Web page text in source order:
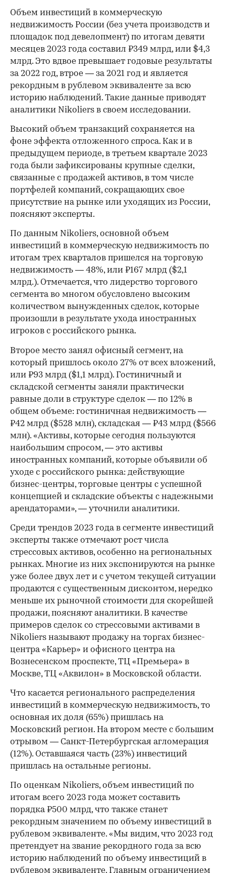
Объем инвестиций в коммерческую
недвижимость России (без учета производств и
площадок под девелопмент) по итогам девяти
месяцев 2023 года составил ₽349 млрд, или $4,3
млрд. Это вдвое превышает годовые результаты
за 2022 год, втрое — за 2021 год и является
рекордным в рублевом эквиваленте за всю
историю наблюдений. Такие данные приводят
аналитики Nikoliers в своем исследовании.
Высокий объем транзакций сохраняется на
фоне эффекта отложенного спроса. Как и в
предыдущем периоде, в третьем квартале 2023
года были зафиксированы крупные сделки,
связанные с продажей активов, в том числе
портфелей компаний, сокращающих свое
присутствие на рынке или уходящих из России,
поясняют эксперты.
По данным Nikoliers, основной объем
инвестиций в коммерческую недвижимость по
итогам трех кварталов пришелся на торговую
недвижимость — 48%, или ₽167 млрд ($2,1
млрд.). Отмечается, что лидерство торгового
сегмента во многом обусловлено высоким
количеством вынужденных сделок, которые
произошли в результате ухода иностранных
игроков с российского рынка.
00:00 / 00:00
Второе место занял офисный сегмент, на
который пришлось около 27% от всех вложений,
или ₽93 млрд ($1,1 млрд). Гостиничный и
складской сегменты заняли практически
равные доли в структуре сделок — по 12% в
общем объеме: гостиничная недвижимость —
₽42 млрд ($528 млн), складская — ₽43 млрд ($566
млн). «Активы, которые сегодня пользуются
наибольшим спросом, — это активы
иностранных компаний, которые объявили об
уходе с российского рынка: действующие
бизнес-центры, торговые центры с успешной
концепцией и складские объекты с надежными
арендаторами», — уточнили аналитики.
Среди трендов 2023 года в сегменте инвестиций
эксперты также отмечают рост числа
стрессовых активов, особенно на региональных
рынках. Многие из них экспонируются на рынке
уже более двух лет и с учетом текущей ситуации
продаются с существенным дисконтом, нередко
меньше их рыночной стоимости для скорейшей
продажи, поясняют аналитики. В качестве
примеров сделок со стрессовыми активами в
Nikoliers называют продажу на торгах бизнес-
центра «Карьер» и офисного центра на
Вознесенском проспекте, ТЦ «Премьера» в
Москве, ТЦ «Аквилон» в Московской области.
Что касается регионального распределения
инвестиций в коммерческую недвижимость, то
основная их доля (65%) пришлась на
Московский регион. На втором месте с большим
отрывом — Санкт-Петербургская агломерация
(12%). Оставшаяся часть (23%) инвестиций
пришлась на остальные регионы.
По оценкам Nikoliers, объем инвестиций по
итогам всего 2023 года может составить
порядка ₽500 млрд, что также станет
рекордным значением по объему инвестиций в
рублевом эквиваленте. «Мы видим, что 2023 год
претендует на звание рекордного года за всю
историю наблюдений по объему инвестиций в
рублевом эквиваленте. Главным ограничением